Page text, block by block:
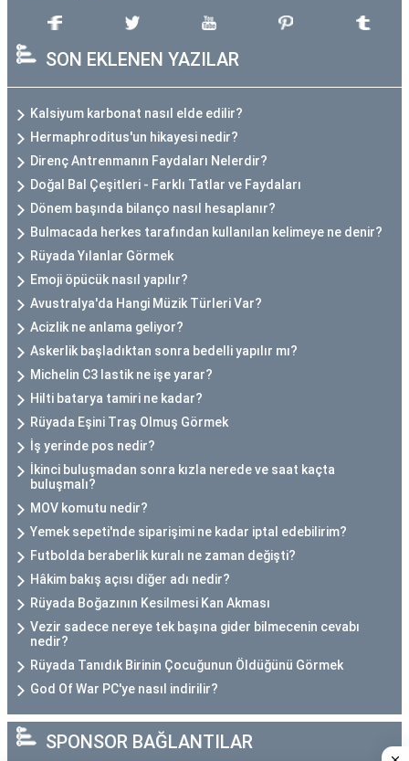
SON EKLENEN YAZILAR
Kalsiyum karbonat nasıl elde edilir?
Hermaphroditus'un hikayesi nedir?
Direnç Antrenmanın Faydaları Nelerdir?
Doğal Bal Çeşitleri - Farklı Tatlar ve Faydaları
Dönem başında bilanço nasıl hesaplanır?
Bulmacada herkes tarafından kullanılan kelimeye ne denir?
Rüyada Yılanlar Görmek
Emoji öpücük nasıl yapılır?
Avustralya'da Hangi Müzik Türleri Var?
Acizlik ne anlama geliyor?
Askerlik başladıktan sonra bedelli yapılır mı?
Michelin C3 lastik ne işe yarar?
Hilti batarya tamiri ne kadar?
Rüyada Eşini Traş Olmuş Görmek
İş yerinde pos nedir?
İkinci buluşmadan sonra kızla nerede ve saat kaçta
buluşmalı?
MOV komutu nedir?
Yemek sepeti'nde siparişimi ne kadar iptal edebilirim?
Futbolda beraberlik kuralı ne zaman değişti?
Hâkim bakış açısı diğer adı nedir?
Rüyada Boğazının Kesilmesi Kan Akması
Vezir sadece nereye tek başına gider bilmecenin cevabı
nedir?
Rüyada Tanıdık Birinin Çocuğunun Öldüğünü Görmek
God Of War PC'ye nasıl indirilir?
SPONSOR BAĞLANTILAR